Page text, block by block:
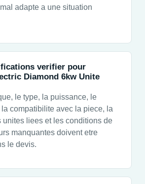
adapte a une situation
verifier pour
Diamond 6kw Unite
le type, la puissance, le
compatibilite avec la piece, la
unites liees et les conditions de
manquantes doivent etre
le devis.